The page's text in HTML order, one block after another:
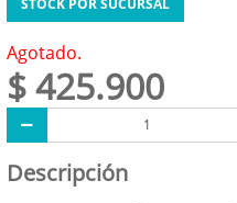
Agotado.
$ 425.900
Descripción